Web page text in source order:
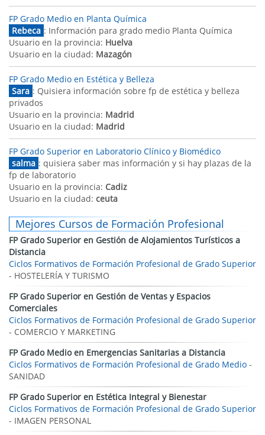
FP Grado Medio en Planta Química
Rebeca : Información para grado medio Planta Química
Usuario en la provincia: Huelva
Usuario en la ciudad: Mazagón
FP Grado Medio en Estética y Belleza
Sara : Quisiera información sobre fp de estética y belleza
privados
Usuario en la provincia: Madrid
Usuario en la ciudad: Madrid
FP Grado Superior en Laboratorio Clínico y Biomédico
salma : quisiera saber mas información y si hay plazas de la
fp de laboratorio
Usuario en la provincia: Cadiz
Usuario en la ciudad: ceuta
Mejores Cursos de Formación Profesional
FP Grado Superior en Gestión de Alojamientos Turísticos a
Distancia
Ciclos Formativos de Formación Profesional de Grado Superior
- HOSTELERÍA Y TURISMO
FP Grado Superior en Gestión de Ventas y Espacios
Comerciales
Ciclos Formativos de Formación Profesional de Grado Superior
- COMERCIO Y MARKETING
FP Grado Medio en Emergencias Sanitarias a Distancia
Ciclos Formativos de Formación Profesional de Grado Medio -
SANIDAD
FP Grado Superior en Estética Integral y Bienestar
Ciclos Formativos de Formación Profesional de Grado Superior
- IMAGEN PERSONAL